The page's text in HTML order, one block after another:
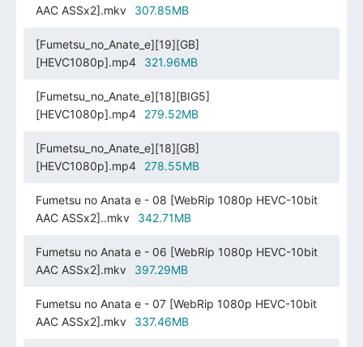
AAC ASSx2].mkv
307.85MB
[Fumetsu_no_Anate_e][19][GB]
[HEVC1080p].mp4
321.96MB
[Fumetsu_no_Anate_e][18][BIG5]
[HEVC1080p].mp4
279.52MB
[Fumetsu_no_Anate_e][18][GB]
[HEVC1080p].mp4
278.55MB
Fumetsu no Anata e - 08 [WebRip 1080p HEVC-10bit
AAC ASSx2]..mkv
342.71MB
Fumetsu no Anata e - 06 [WebRip 1080p HEVC-10bit
AAC ASSx2].mkv
397.29MB
Fumetsu no Anata e - 07 [WebRip 1080p HEVC-10bit
AAC ASSx2].mkv
337.46MB